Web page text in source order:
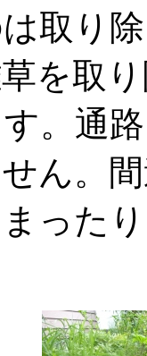
取り
を取
。通
ん。
った